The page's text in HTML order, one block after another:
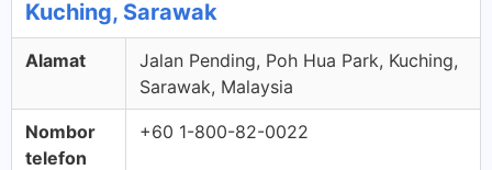
Kuching, Sarawak
Alamat
Jalan Pending, Poh Hua Park, Kuching,
Sarawak, Malaysia
Nombor
telefon
+60 1-800-82-0022